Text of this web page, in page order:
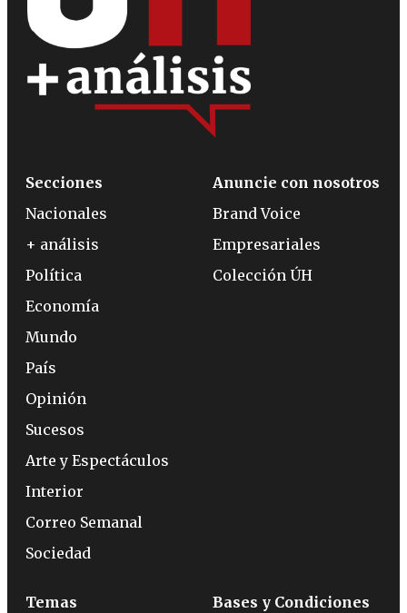
Secciones
Nacionales
+ análisis
Política
Economía
Mundo
País
Opinión
Sucesos
Arte y Espectáculos
Interior
Correo Semanal
Sociedad
Anuncie con nosotros
Brand Voice
Empresariales
Colección ÚH
Temas Bases y Condiciones